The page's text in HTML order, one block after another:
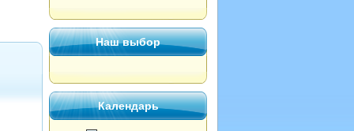
Наш выбор
Календарь